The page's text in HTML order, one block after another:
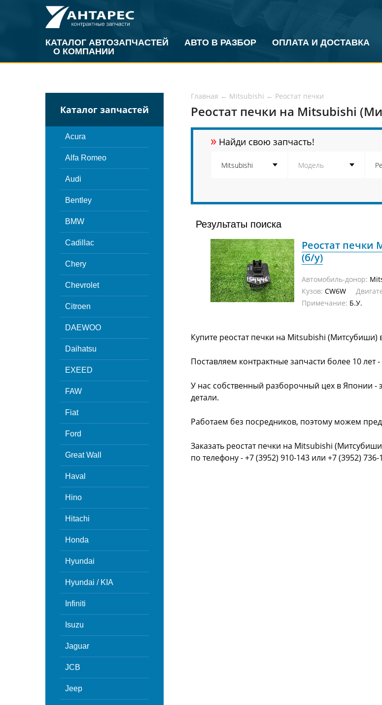
КАТАЛОГ АВТОЗАПЧАСТЕЙ АВТО В РАЗБОР
ОПЛАТА И ДОСТАВКА
О КОМПАНИИ
Каталог запчастей
Acura
Alfa Romeo
Audi
Bentley
BMW
Cadillac
Chery
Chevrolet
Citroen
DAEWOO
Daihatsu
EXEED
FAW
Fiat
Ford
Great Wall
Haval
Hino
Hitachi
Honda
Hyundai
Hyundai / KIA
Infiniti
Isuzu
Jaguar
JCB
Jeep
Главная ← Mitsubishi ← Реостат печки
Реостат печки на Mitsubishi
» Найди свою запчасть!
Результаты поиска
Реостат печки
(б/у)
Автомобиль-донор:
Кузов: CW6W
Примечание: Б.У.
Купите реостат печки на Mitsubishi
Поставляем контрактные запчасти более 10
У нас собственный разборочный цех в Японии -
детали.
Работаем без посредников, поэтому можем
Заказать реостат печки на Mitsubishi
по телефону - +7 (3952) 910-143 или +7 (3952) 736-